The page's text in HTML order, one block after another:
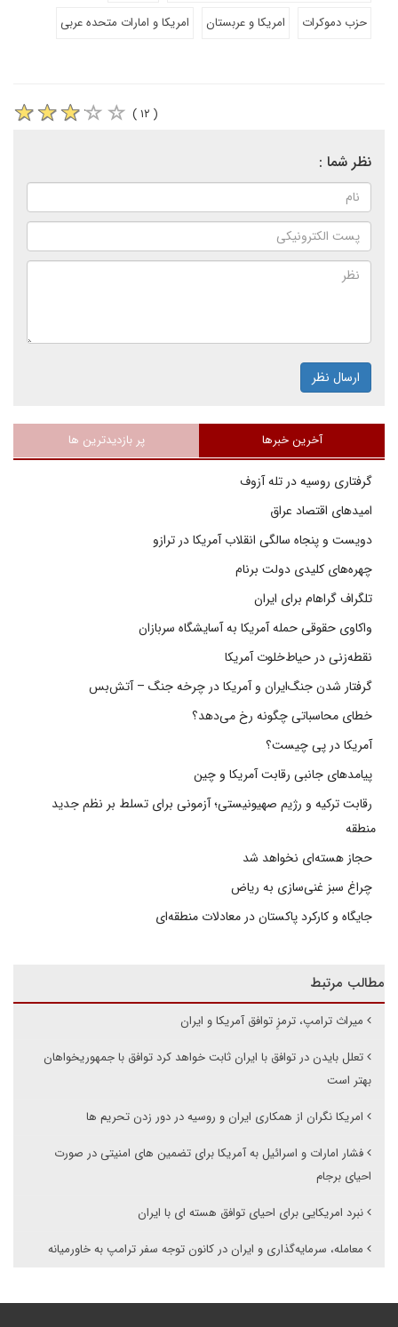
حزب دموکرات
امریکا و عربستان امریکا و امارات متحده عربی
( ۱۲ )
نظر شما :
ارسال نظر
آخرین خبرها پر بازدیدترین ها
گرفتاری روسیه در تله آزوف
امیدهای اقتصاد عراق
دویست و پنجاه سالگی انقلاب آمریکا در ترازو
چهره‌های کلیدی دولت برنام
تلگراف گراهام برای ایران
واکاوی حقوقی حمله آمریکا به آسایشگاه سربازان
نقطه‌زنی در حیاط‌خلوت آمریکا
گرفتار شدن جنگ‌ایران و آمریکا در چرخه جنگ – آتش‌بس
خطای محاسباتی چگونه رخ می‌دهد؟
آمریکا در پی چیست؟
پیامدهای جانبی رقابت آمریکا و چین
رقابت ترکیه و رژیم صهیونیستی؛ آزمونی برای تسلط بر نظم جدید
منطقه
حجاز هسته‌ای نخواهد شد
چراغ سبز غنی‌سازی به ریاض
جایگاه و کارکرد پاکستان در معادلات منطقه‌ای
مطالب مرتبط
میراث ترامپ، ترمزِ توافق آمریکا و ایران
تعلل بایدن در توافق با ایران ثابت خواهد کرد توافق با جمهوریخواهان
بهتر است
امریکا نگران از همکاری ایران و روسیه در دور زدن تحریم ها
فشار امارات و اسرائیل به آمریکا برای تضمین های امنیتی در صورت
احیای برجام
نبرد امریکایی برای احیای توافق هسته ای با ایران
معامله، سرمایه‌گذاری‌ و ایران در کانون توجه سفر ترامپ به خاورمیانه